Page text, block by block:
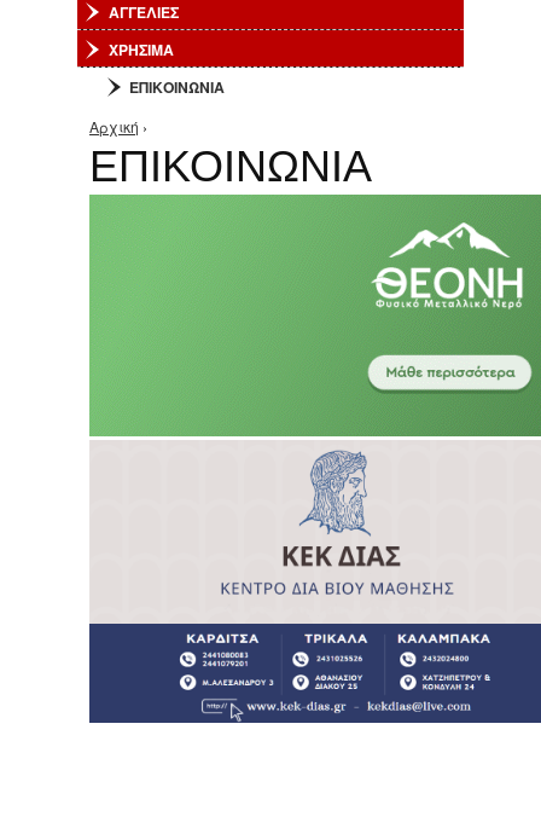
ΑΓΓΕΛΙΕΣ
ΧΡΗΣΙΜΑ
ΕΠΙΚΟΙΝΩΝΙΑ
Είστε εδώ
Αρχική ›
ΕΠΙΚΟΙΝΩΝΙΑ